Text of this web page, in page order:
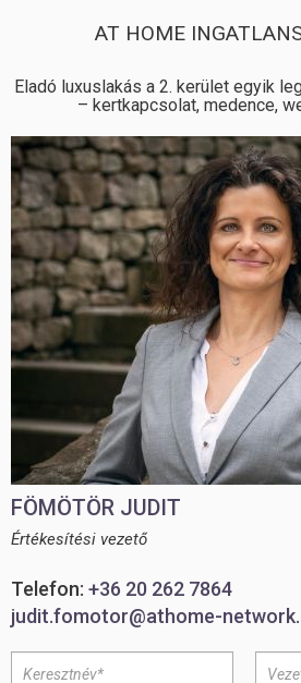
AT HOME
Eladó luxuslakás a 2. kerület egyik
– kertkapcsolat, medence,
FÖMÖTÖR JUDIT
Értékesítési vezető
Telefon: +36 20 262 7864
judit.fomotor@athome-